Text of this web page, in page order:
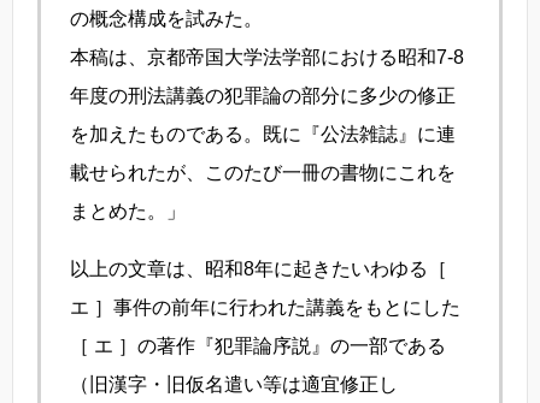
の概念構成を試みた。
本稿は、京都帝国大学法学部における昭和7-8
年度の刑法講義の犯罪論の部分に多少の修正
を加えたものである。既に『公法雑誌』に連
載せられたが、このたび一冊の書物にこれを
まとめた。」
以上の文章は、昭和8年に起きたいわゆる［
エ ］事件の前年に行われた講義をもとにした
［ エ ］の著作『犯罪論序説』の一部である
（旧漢字・旧仮名遣い等は適宜修正し